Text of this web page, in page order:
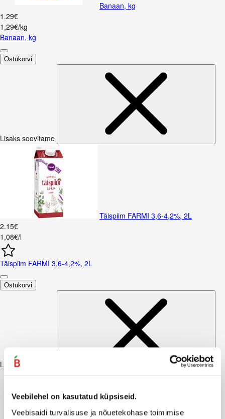
Veebilehel on kasutatud küpsiseid.
Veebisaidi turvalisuse ja nõuetekohase toimimise
Banaan, kg
1 .29€
1,29€/kg
Banaan, kg
Ostukorvi
Lisaks soovitame
Täispiim FARMI 3,6-4,2%, 2L
2.15€
1,08€/l
Täispiim FARMI 3,6-4,2%, 2L
Ostukorvi
Lisaks soovitame